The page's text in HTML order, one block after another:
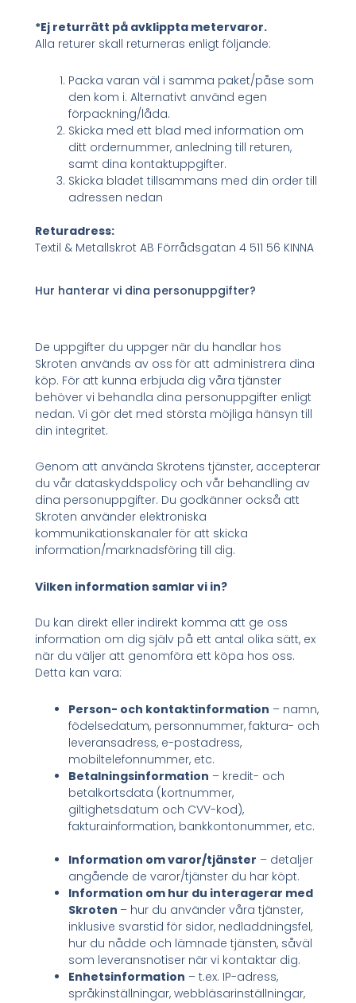
*Ej returrätt på avklippta metervaror.
Alla returer skall returneras enligt följande:
Packa varan väl i samma paket/påse som
den kom i. Alternativt använd egen
förpackning/låda.
Skicka med ett blad med information om
ditt ordernummer, anledning till returen,
samt dina kontaktuppgifter.
Skicka bladet tillsammans med din order till
adressen nedan
Returadress:
Textil & Metallskrot AB Förrådsgatan 4 511 56 KINNA
Hur hanterar vi dina personuppgifter?
De uppgifter du uppger när du handlar hos
Skroten används av oss för att administrera dina
köp. För att kunna erbjuda dig våra tjänster
behöver vi behandla dina personuppgifter enligt
nedan. Vi gör det med största möjliga hänsyn till
din integritet.
Genom att använda Skrotens tjänster, accepterar
du vår dataskyddspolicy och vår behandling av
dina personuppgifter. Du godkänner också att
Skroten använder elektroniska
kommunikationskanaler för att skicka
information/marknadsföring till dig.
Vilken information samlar vi in?
Du kan direkt eller indirekt komma att ge oss
information om dig själv på ett antal olika sätt, ex
när du väljer att genomföra ett köpa hos oss.
Detta kan vara:
Person- och kontaktinformation – namn,
födelsedatum, personnummer, faktura- och
leveransadress, e-postadress,
mobiltelefonnummer, etc.
Betalningsinformation – kredit- och
betalkortsdata (kortnummer,
giltighetsdatum och CVV-kod),
fakturainformation, bankkontonummer, etc.
Information om varor/tjänster – detaljer
angående de varor/tjänster du har köpt.
Information om hur du interagerar med
Skroten – hur du använder våra tjänster,
inklusive svarstid för sidor, nedladdningsfel,
hur du nådde och lämnade tjänsten, såväl
som leveransnotiser när vi kontaktar dig.
Enhetsinformation – t.ex. IP-adress,
språkinställningar, webbläsarinställningar,